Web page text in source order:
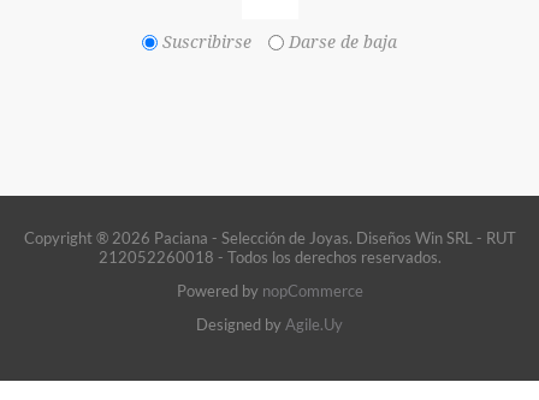
Suscribirse Darse de baja
Copyright ® 2026 Paciana - Selección de Joyas. Diseños Win SRL - RUT
212052260018 - Todos los derechos reservados.
Powered by nopCommerce
Designed byAgile.Uy